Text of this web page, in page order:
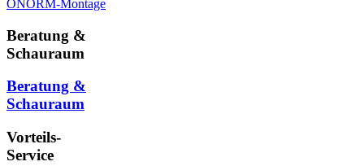
ÖNORM-Montage
Beratung &
Schauraum
Beratung &
Schauraum
Vorteils-
Service